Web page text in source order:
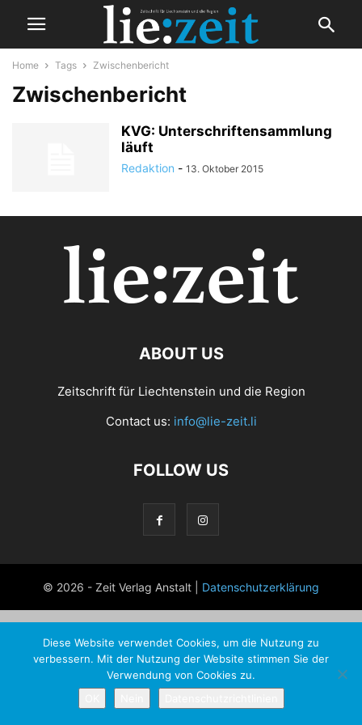
Home Tags Zwischenbericht
Zwischenbericht
KVG: Unterschriftensammlung
läuft
Redaktion - 13. Oktober 2015
ABOUT US
Zeitschrift für Liechtenstein und die Region
Contact us: info@lie-zeit.li
FOLLOW US
© 2026 - Zeit Verlag Anstalt | Datenschutzerklärung
Diese Website verwendet Cookies, um die Nutzung zu
verbessern. Mit der Nutzung der Website stimmen Sie der
Verwendung von Cookies zu.